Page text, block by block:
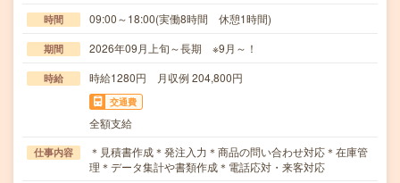
時間 09:00～18:00(実働8時間 休憩1時間)
期間 2026年09月上旬～長期 ※9月～！
時給 時給1280円 月収例 204,800円
交通費
全額支給
仕事内容
＊見積書作成＊発注入力＊商品の問い合わせ対応＊在庫管
理＊データ集計や書類作成＊電話応対・来客対応